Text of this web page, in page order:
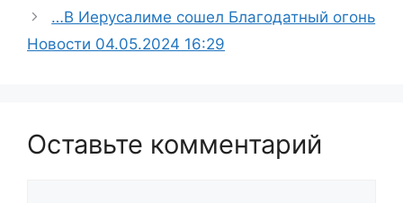
…В Иерусалиме сошел Благодатный огонь
Новости 04.05.2024 16:29
Оставьте комментарий